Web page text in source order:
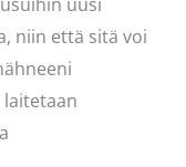
niin että sitä voi
laitetaan